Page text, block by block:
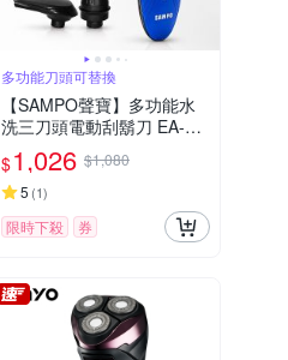
多功能刀頭可替換
【SAMPO聲寶】多功能水
洗三刀頭電動刮鬍刀 EA-Z1
901WL(鼻毛刀/鬢角刀)
$1,026 $1,080
5 (1)
限時下殺 券